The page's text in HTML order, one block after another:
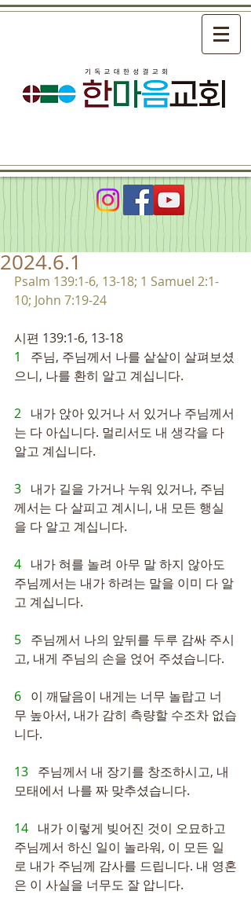
2024.6.1
Psalm 139:1-6, 13-18; 1 Samuel 2:1-
10; John 7:19-24
시편 139:1-6, 13-18
1 주님, 주님께서 나를 샅샅이 살펴보셨
으니, 나를 환히 알고 계십니다.
2 내가 앉아 있거나 서 있거나 주님께서
는 다 아십니다. 멀리서도 내 생각을 다
알고 계십니다.
3 내가 길을 가거나 누워 있거나, 주님
께서는 다 살피고 계시니, 내 모든 행실
을 다 알고 계십니다.
4 내가 혀를 놀려 아무 말 하지 않아도
주님께서는 내가 하려는 말을 이미 다 알
고 계십니다.
5 주님께서 나의 앞뒤를 두루 감싸 주시
고, 내게 주님의 손을 얹어 주셨습니다.
6 이 깨달음이 내게는 너무 놀랍고 너
무 높아서, 내가 감히 측량할 수조차 없습
니다.
13 주님께서 내 장기를 창조하시고, 내
모태에서 나를 짜 맞추셨습니다.
14 내가 이렇게 빚어진 것이 오묘하고
주님께서 하신 일이 놀라워, 이 모든 일
로 내가 주님께 감사를 드립니다. 내 영혼
은 이 사실을 너무도 잘 압니다.